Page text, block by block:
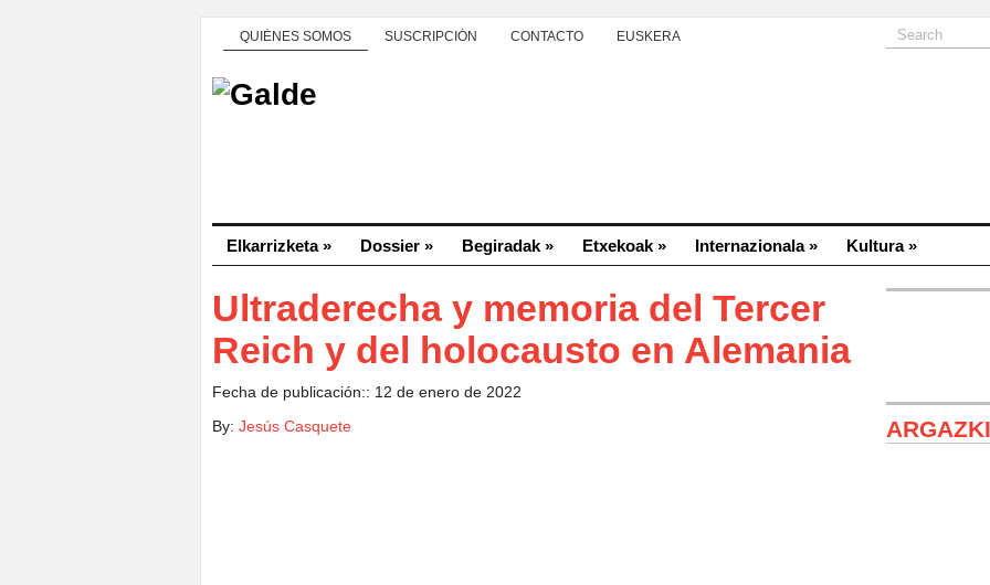
QUIÉNES SOMOS SUSCRIPCIÓN CONTACTO EUSKERA
Elkarrizketa» Dossier » Begiradak » Etxekoak » Internazionala» Kultura»
Ultraderecha y memoria del Tercer
Reich y del holocausto en Alemania
Fecha de publicación:: 12 de enero de 2022
By: Jesús Casquete